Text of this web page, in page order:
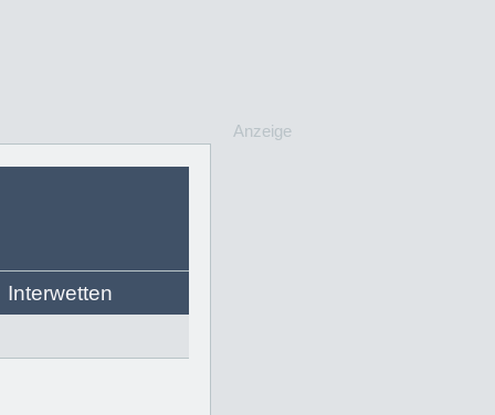
Interwetten
Anzeige